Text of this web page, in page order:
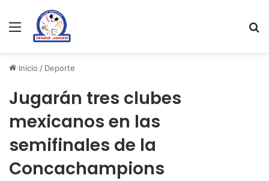
Menu
Inicio / Deporte
Jugarán tres clubes
mexicanos en las
semifinales de la
Concachampions